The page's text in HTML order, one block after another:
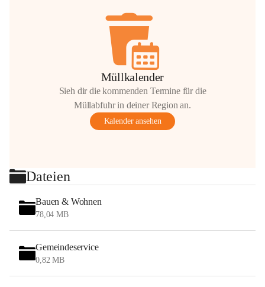
Müllkalender
Sieh dir die kommenden Termine für die
Müllabfuhr in deiner Region an.
Kalender ansehen
Dateien
Bauen & Wohnen
78,04 MB
Gemeindeservice
0,82 MB